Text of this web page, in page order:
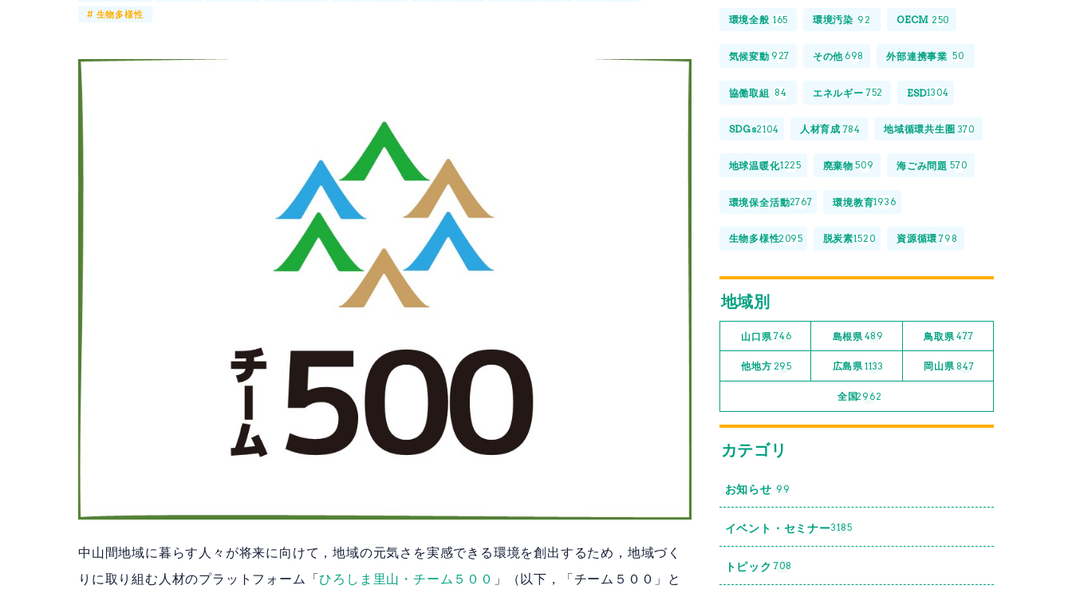
# 生物多様性
中山間地域に暮らす人々が将来に向けて，地域の元気さを実感できる環境を創出するため，地域づく
りに取り組む人材のプラットフォーム「ひろしま里山・チーム５００ 」（以下，「チーム５００」と
環境全般 165 環境汚染 92 OECM 250
気候変動 927 その他 698 外部連携事業 50
協働取組 84 エネルギー 752 ESD1304
SDGs2104 人材育成 784 地域循環共生圏 370
地球温暖化1225 廃棄物 509 海ごみ問題 570
環境保全活動2767 環境教育1936
生物多様性2095 脱炭素1520 資源循環 798
地域別
山口県 746 島根県 489 鳥取県 477
他地方 295 広島県1133 岡山県 847
全国2962
カテゴリ
お知らせ 99
イベント・セミナー3185
トピック 708